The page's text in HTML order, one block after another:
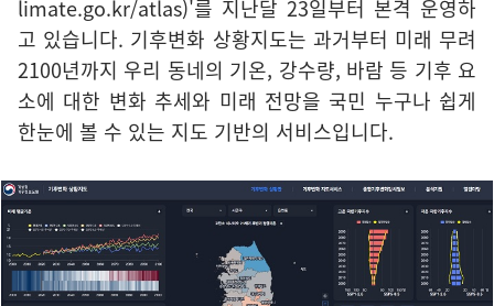
limate.go.kr/atlas)'를 지난달 23일부터 본격 운영하
고 있습니다. 기후변화 상황지도는 과거부터 미래 무려
2100년까지 우리 동네의 기온, 강수량, 바람 등 기후 요
소에 대한 변화 추세와 미래 전망을 국민 누구나 쉽게
한눈에 볼 수 있는 지도 기반의 서비스입니다.